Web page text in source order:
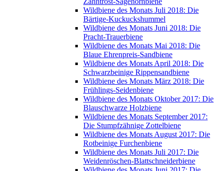
Wildbiene des Monats Juli 2018: Die
Bärtige-Kuckuckshummel
Wildbiene des Monats Juni 2018: Die
Pracht-Trauerbiene
Wildbiene des Monats Mai 2018: Die
Blaue Ehrenpreis-Sandbiene
Wildbiene des Monats April 2018: Die
Schwarzbeinige Rippensandbiene
Wildbiene des Monats März 2018: Die
Frühlings-Seidenbiene
Wildbiene des Monats Oktober 2017: Die
Blauschwarze Holzbiene
Wildbiene des Monats September 2017:
Die Stumpfzähnige Zottelbiene
Wildbiene des Monats August 2017: Die
Rotbeinige Furchenbiene
Wildbiene des Monats Juli 2017: Die
Weidenröschen-Blattschneiderbiene